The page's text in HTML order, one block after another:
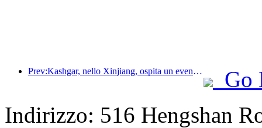
Prev:Kashgar, nello Xinjiang, ospita un evento di promozione turistica per favorire lo scambio interetnico.
Go
Indirizzo: 516 Hengshan